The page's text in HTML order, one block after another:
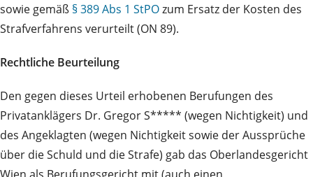
sowie gemäß § 389 Abs 1 StPOzum Ersatz der Kosten des
Strafverfahrens verurteilt (ON 89).
Rechtliche Beurteilung
Den gegen dieses Urteil erhobenen Berufungen des
Privatanklägers Dr. Gregor S***** (wegen Nichtigkeit) und
des Angeklagten (wegen Nichtigkeit sowie der Aussprüche
über die Schuld und die Strafe) gab das Oberlandesgericht